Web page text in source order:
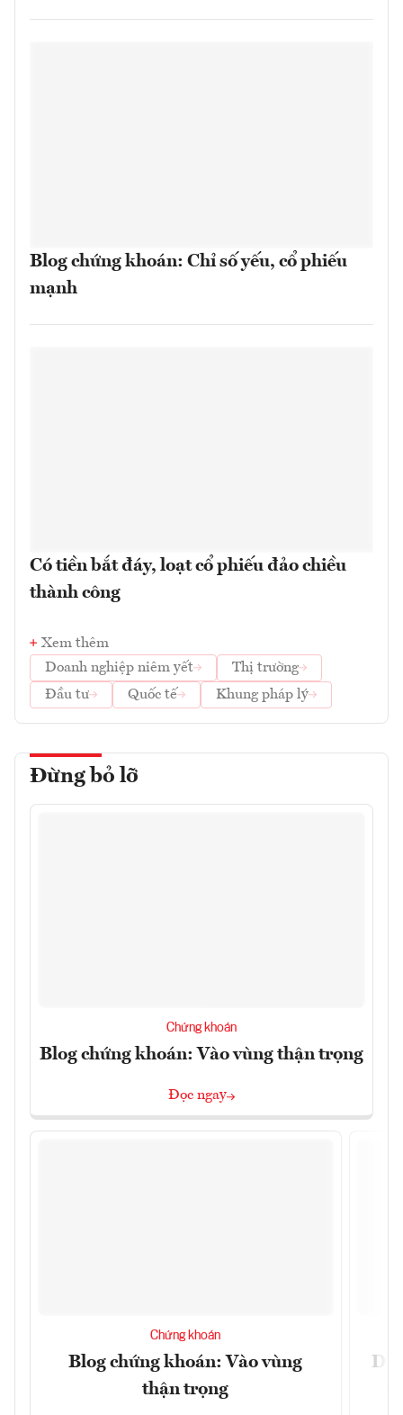
Blog chứng khoán: Chỉ số yếu, cổ phiếu
mạnh
Có tiền bắt đáy, loạt cổ phiếu đảo chiều
thành công
Xem thêm
Doanh nghiệp niêm yết
Thị trường
Đầu tư
Quốc tế Khung pháp lý
Đừng bỏ lỡ
Chứng khoán
Blog chứng khoán: Vào vùng thận trọng
Đọc ngay
Chứng khoán
Blog chứng khoán: Vào vùng
thận trọng
Dự